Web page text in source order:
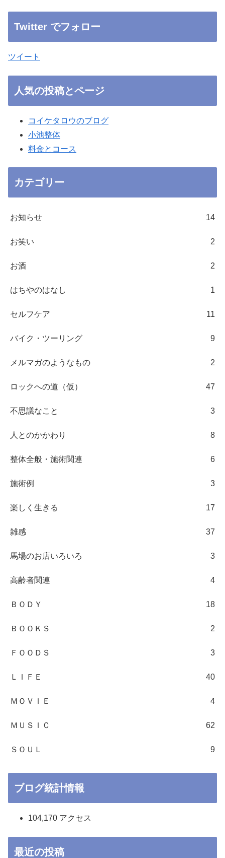
Twitter でフォロー
ツイート
人気の投稿とページ
コイケタロウのブログ
小池整体
料金とコース
カテゴリー
お知らせ 14
お笑い 2
お酒 2
はちやのはなし 1
セルフケア 11
バイク・ツーリング 9
メルマガのようなもの 2
ロックへの道（仮） 47
不思議なこと 3
人とのかかわり 8
整体全般・施術関連 6
施術例 3
楽しく生きる 17
雑感 37
馬場のお店いろいろ 3
高齢者関連 4
ＢＯＤＹ 18
ＢＯＯＫＳ 2
ＦＯＯＤＳ 3
ＬＩＦＥ 40
ＭＯＶＩＥ 4
ＭＵＳＩＣ 62
ＳＯＵＬ 9
ブログ統計情報
104,170 アクセス
最近の投稿